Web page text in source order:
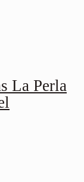
La Perla